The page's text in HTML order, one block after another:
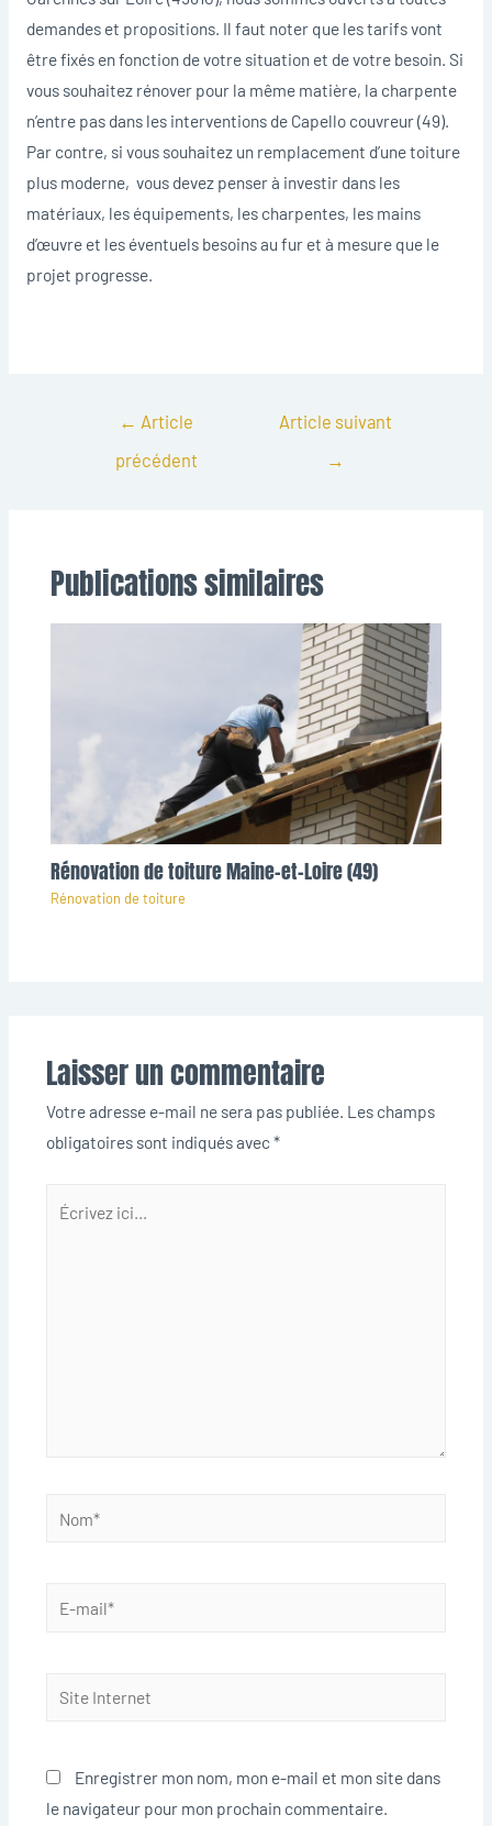
demandes et propositions. Il faut noter que les tarifs vont
être fixés en fonction de votre situation et de votre besoin. Si
vous souhaitez rénover pour la même matière, la charpente
n’entre pas dans les interventions de Capello couvreur (49).
Par contre, si vous souhaitez un remplacement d’une toiture
plus moderne, vous devez penser à investir dans les
matériaux, les équipements, les charpentes, les mains
d’œuvre et les éventuels besoins au fur et à mesure que le
projet progresse.
← Article
précédent
Article suivant
→
Publications similaires
Rénovation de toiture Maine-et-Loire (49)
Rénovation de toiture
Laisser un commentaire
Votre adresse e-mail ne sera pas publiée. Les champs
obligatoires sont indiqués avec*
Enregistrer mon nom, mon e-mail et mon site dans
le navigateur pour mon prochain commentaire.